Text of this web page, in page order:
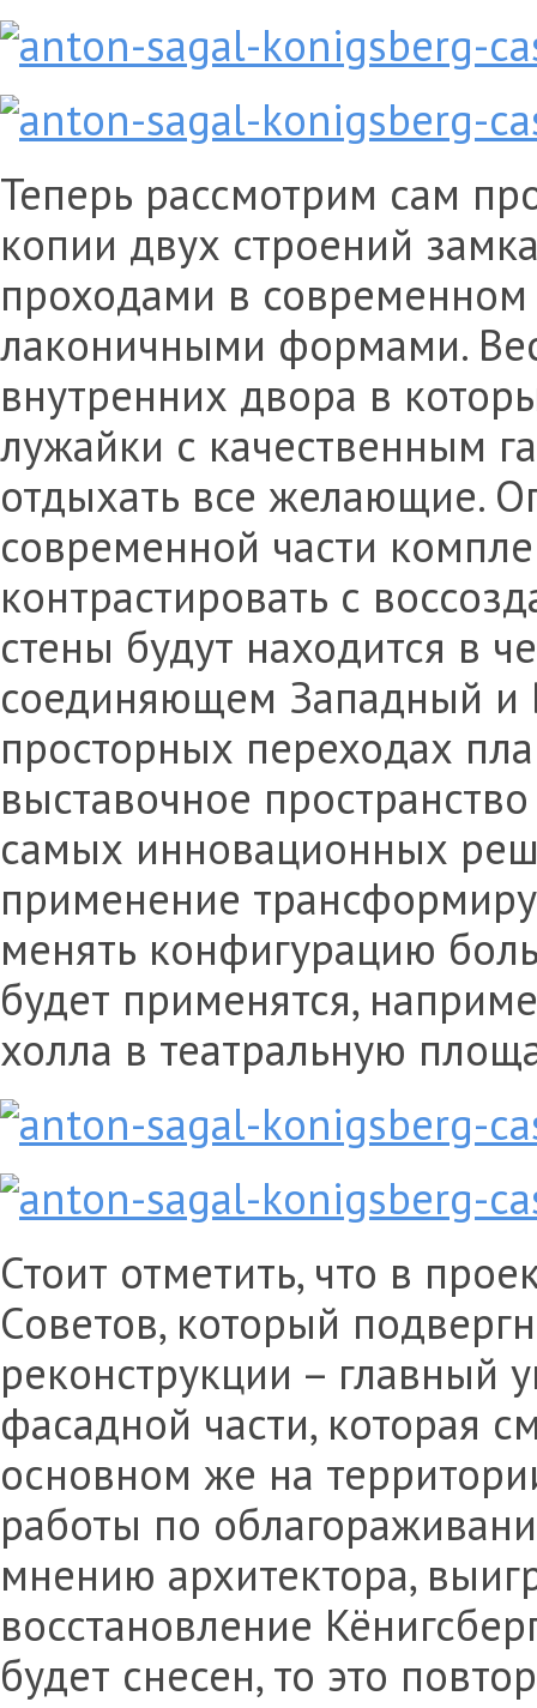
Теперь рассмотрим сам
копии двух строений
проходами в
лаконичными формами.
внутренних двора в
лужайки с качественным
отдыхать все желающие.
современной части
контрастировать с
стены будут находится в
соединяющем Западный и
просторных переходах
выставочное
самых инновационных
применение
менять конфигурацию
будет применятся,
холла в театральную
Стоит отметить, что в
Советов, который
реконструкции – главный
фасадной части, которая
основном же на
работы по
мнению архитектора,
восстановление
будет снесен, то это